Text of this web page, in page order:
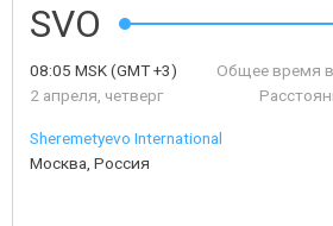
SVO
08:05 MSK(GMT +3)
2 апреля, четверг
Общее время в
Sheremetyevo International
Москва, Россия